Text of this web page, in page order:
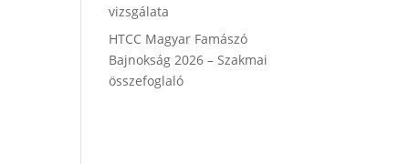
vizsgálata
HTCC Magyar Famászó
Bajnokság 2026 – Szakmai
összefoglaló